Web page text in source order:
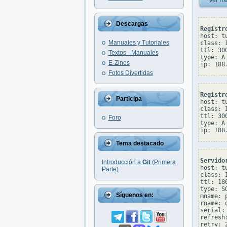
Descargas
Manuales y Tutoriales
Textos - Manuales
E-Zines
Fotos Divertidas
Participa
Foro
Tema destacado
Introducción a Git (Primera
Parte)
Síguenos en:
host:
class:
ttl:
type: A
host:
class:
ttl:
type: A
host:
class:
ttl:
type:
rname:
serial:
retry: